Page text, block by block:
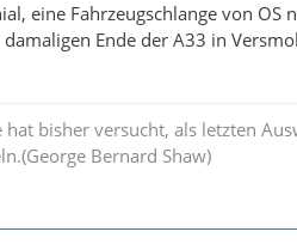
eine Fahrzeugschlange von OS
Ende der A33 in
hat bisher versucht, als letzten
Bernard Shaw)